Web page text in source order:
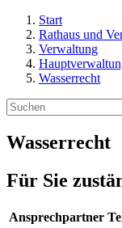
Start
Rathaus und
Verwaltung
Wasserrecht
Wasserrecht
Für Sie
Ansprechpartner